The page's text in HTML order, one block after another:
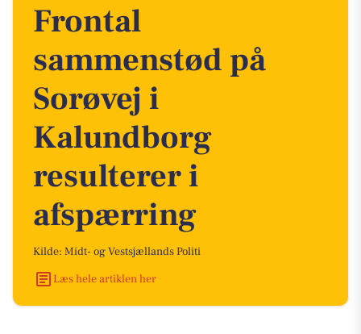
Frontal
sammenstød på
Sorøvej i
Kalundborg
resulterer i
afspærring
Kilde: Midt- og Vestsjællands Politi
Læs hele artiklen her